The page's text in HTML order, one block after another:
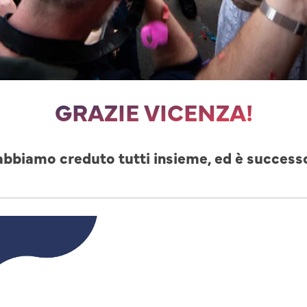
GRAZIE VICENZA!
creduto tutti insieme, ed è